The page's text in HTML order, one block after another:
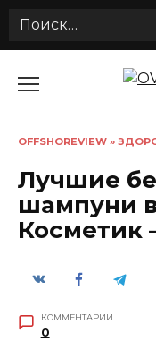
Search
OFFSHOREVIEW »
Лучшие
шампуни
Косметик
КОММЕНТАРИИ
0